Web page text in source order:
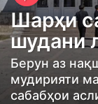
e
a
r
s
a
g
Шарҳи
шудани
Берун аз
мудирияти
сабабҳои